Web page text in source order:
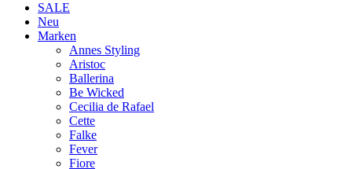
SALE
Neu
Marken
Annes Styling
Aristoc
Ballerina
Be Wicked
Cecilia de Rafael
Cette
Falke
Fever
Fiore